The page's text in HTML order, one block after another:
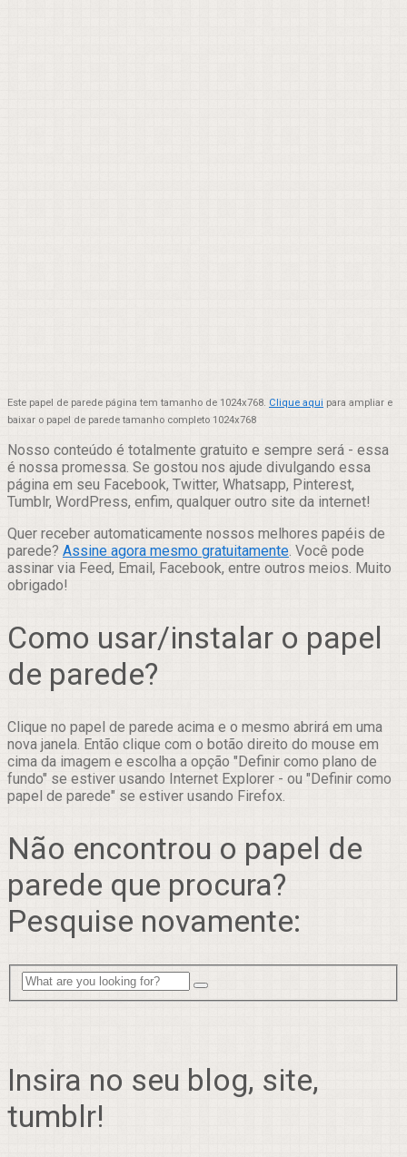
Este papel de parede página tem tamanho de 1024x768. Clique aqui para ampliar e
baixar o papel de parede tamanho completo 1024x768
Nosso conteúdo é totalmente gratuito e sempre será - essa
é nossa promessa. Se gostou nos ajude divulgando essa
página em seu Facebook, Twitter, Whatsapp, Pinterest,
Tumblr, WordPress, enfim, qualquer outro site da internet!
Quer receber automaticamente nossos melhores papéis de
parede? Assine agora mesmo gratuitamente. Você pode
assinar via Feed, Email, Facebook, entre outros meios. Muito
obrigado!
Como usar/instalar o papel
de parede?
Clique no papel de parede acima e o mesmo abrirá em uma
nova janela. Então clique com o botão direito do mouse em
cima da imagem e escolha a opção "Definir como plano de
fundo" se estiver usando Internet Explorer - ou "Definir como
papel de parede" se estiver usando Firefox.
Não encontrou o papel de
parede que procura?
Pesquise novamente:
Insira no seu blog, site,
tumblr!